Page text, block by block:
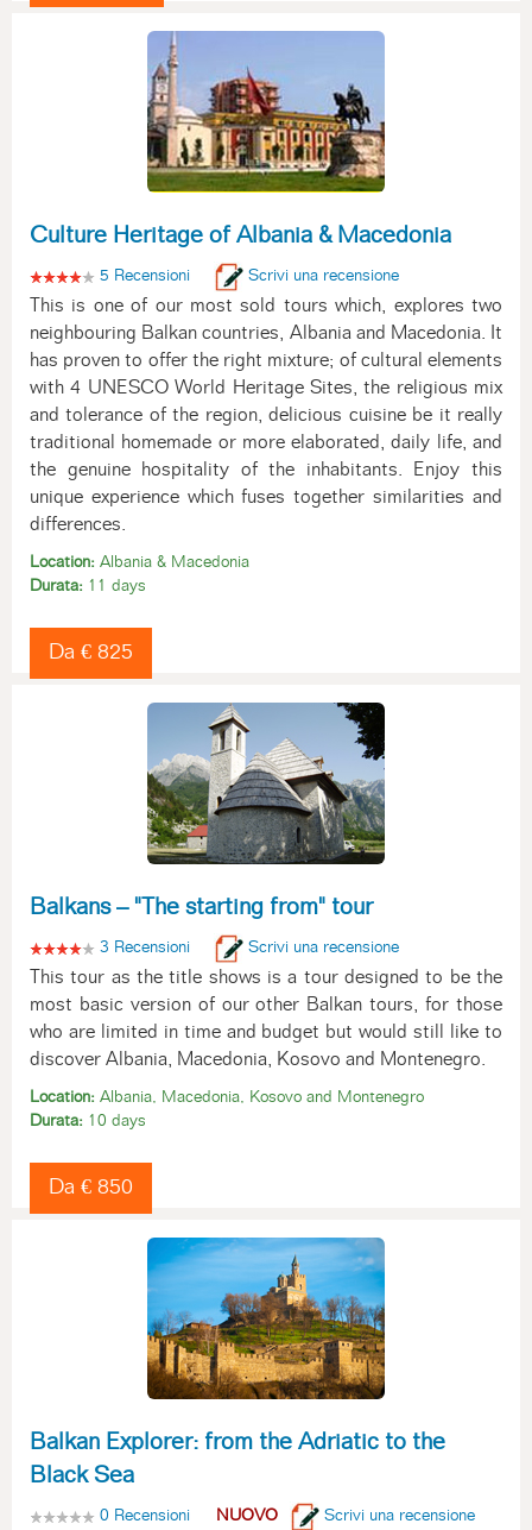
Culture Heritage of Albania & Macedonia
5 Recensioni Scrivi una recensione
This is one of our most sold tours which, explores two
neighbouring Balkan countries, Albania and Macedonia. It
has proven to offer the right mixture; of cultural elements
with 4 UNESCO World Heritage Sites, the religious mix
and tolerance of the region, delicious cuisine be it really
traditional homemade or more elaborated, daily life, and
the genuine hospitality of the inhabitants. Enjoy this
unique experience which fuses together similarities and
differences.
Location: Albania & Macedonia
Durata: 11 days
Da € 825
Balkans – "The starting from" tour
3 Recensioni Scrivi una recensione
This tour as the title shows is a tour designed to be the
most basic version of our other Balkan tours, for those
who are limited in time and budget but would still like to
discover Albania, Macedonia, Kosovo and Montenegro.
Location: Albania, Macedonia, Kosovo and Montenegro
Durata: 10 days
Da € 850
Balkan Explorer: from the Adriatic to the
Black Sea
0 Recensioni NUOVO Scrivi una recensione